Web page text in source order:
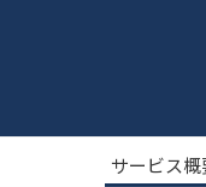
サービス概